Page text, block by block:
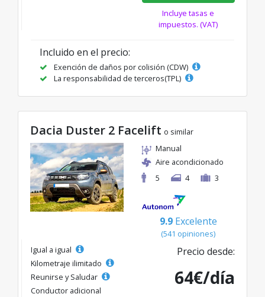
Incluye tasas e
impuestos. (VAT)
Incluido en el precio:
Exención de daños por colisión (CDW)
La responsabilidad de terceros(TPL)
Dacia Duster 2 Facelift o similar
Manual
Aire acondicionado
5
4 3
9.9 Excelente
(541 opiniones)
Igual a igual
Kilometraje ilimitado
Reunirse y Saludar
Conductor adicional
Precio desde:
64€/día